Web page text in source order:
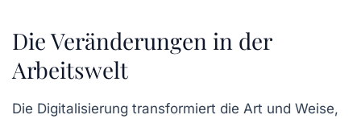
Die Veränderungen in der
Arbeitswelt
Die Digitalisierung transformiert die Art und Weise,